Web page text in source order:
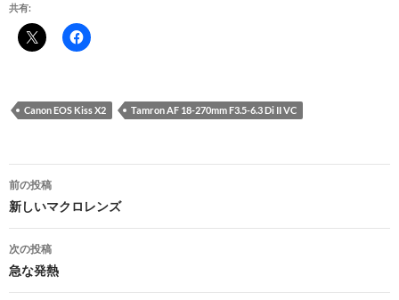
共有:
Canon EOS Kiss X2 Tamron AF 18-270mm F3.5-6.3 Di II VC
投
稿
ナ
ビ
前の投稿
新しいマクロレンズ
次の投稿
急な発熱